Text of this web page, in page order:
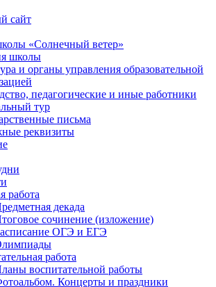
сайт
«Солнечный ветер»
школы
и органы управления образовательной
педагогические и иные работники
тур
письма
реквизиты
работа
декада
сочинение (изложение)
ОГЭ и ЕГЭ
работа
воспитательной работы
Концерты и праздники